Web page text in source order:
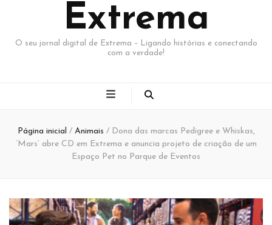
Extrema
O seu jornal digital de Extrema – Ligando histórias e conectando
com a verdade!
Página inicial / Animais / Dona das marcas Pedigree e Whiskas,
‘Mars’ abre CD em Extrema e anuncia projeto de criação de um
Espaço Pet no Parque de Eventos